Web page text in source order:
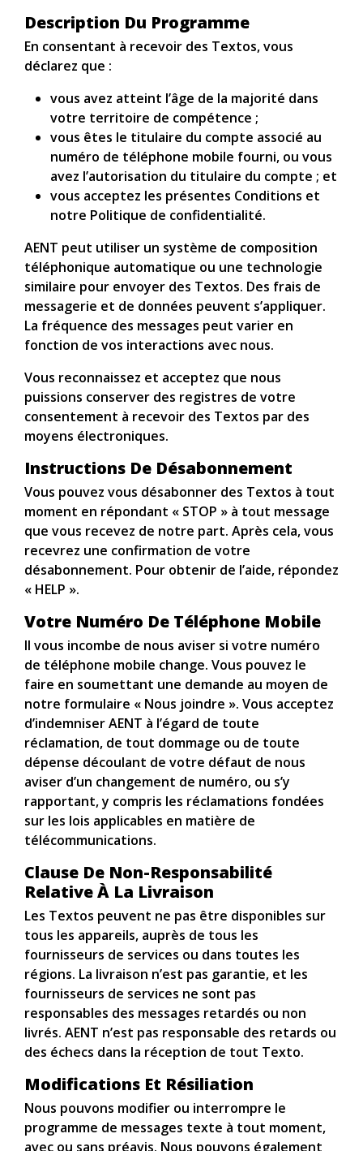
Description Du Programme
En consentant à recevoir des Textos, vous
déclarez que :
vous avez atteint l’âge de la majorité dans
votre territoire de compétence ;
vous êtes le titulaire du compte associé au
numéro de téléphone mobile fourni, ou vous
avez l’autorisation du titulaire du compte ; et
vous acceptez les présentes Conditions et
notre Politique de confidentialité.
AENT peut utiliser un système de composition
téléphonique automatique ou une technologie
similaire pour envoyer des Textos. Des frais de
messagerie et de données peuvent s’appliquer.
La fréquence des messages peut varier en
fonction de vos interactions avec nous.
Vous reconnaissez et acceptez que nous
puissions conserver des registres de votre
consentement à recevoir des Textos par des
moyens électroniques.
Instructions De Désabonnement
Vous pouvez vous désabonner des Textos à tout
moment en répondant « STOP » à tout message
que vous recevez de notre part. Après cela, vous
recevrez une confirmation de votre
désabonnement. Pour obtenir de l’aide, répondez
« HELP ».
Votre Numéro De Téléphone Mobile
Il vous incombe de nous aviser si votre numéro
de téléphone mobile change. Vous pouvez le
faire en soumettant une demande au moyen de
notre formulaire « Nous joindre ». Vous acceptez
d’indemniser AENT à l’égard de toute
réclamation, de tout dommage ou de toute
dépense découlant de votre défaut de nous
aviser d’un changement de numéro, ou s’y
rapportant, y compris les réclamations fondées
sur les lois applicables en matière de
télécommunications.
Clause De Non-Responsabilité
Relative À La Livraison
Les Textos peuvent ne pas être disponibles sur
tous les appareils, auprès de tous les
fournisseurs de services ou dans toutes les
régions. La livraison n’est pas garantie, et les
fournisseurs de services ne sont pas
responsables des messages retardés ou non
livrés. AENT n’est pas responsable des retards ou
des échecs dans la réception de tout Texto.
Modifications Et Résiliation
Nous pouvons modifier ou interrompre le
programme de messages texte à tout moment,
avec ou sans préavis. Nous pouvons également